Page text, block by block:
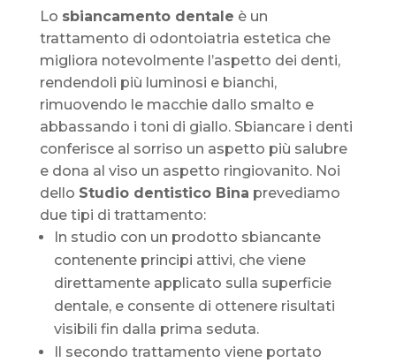
Lo sbiancamento dentale è un
trattamento di odontoiatria estetica che
migliora notevolmente l’aspetto dei denti,
rendendoli più luminosi e bianchi,
rimuovendo le macchie dallo smalto e
abbassando i toni di giallo. Sbiancare i denti
conferisce al sorriso un aspetto più salubre
e dona al viso un aspetto ringiovanito. Noi
dello Studio dentistico Bina prevediamo
due tipi di trattamento:
In studio con un prodotto sbiancante
contenente principi attivi, che viene
direttamente applicato sulla superficie
dentale, e consente di ottenere risultati
visibili fin dalla prima seduta.
Il secondo trattamento viene portato